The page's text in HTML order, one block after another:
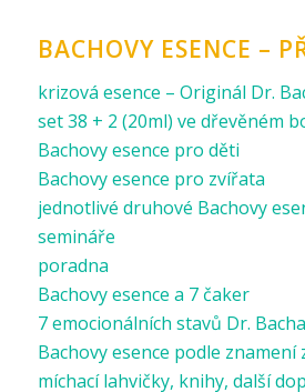
BACHOVY ESENCE –
krizová esence – Originál Dr.
set 38 + 2 (20ml) ve dřevěném
Bachovy esence pro děti
Bachovy esence pro zvířata
jednotlivé druhové Bachovy
semináře
poradna
Bachovy esence a 7 čaker
7 emocionálních stavů Dr. Bacha
Bachovy esence podle
míchací lahvičky, knihy, další